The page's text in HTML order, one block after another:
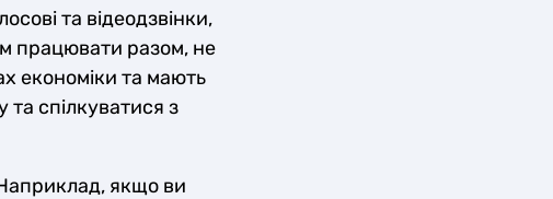
та відеодзвінки,
працювати разом, не
економіки та мають
спілкуватися з
Наприклад, якщо ви